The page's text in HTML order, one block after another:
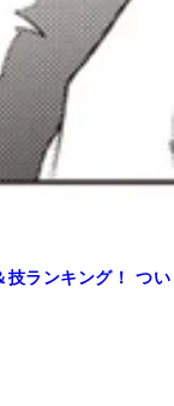
技ランキング！ つい